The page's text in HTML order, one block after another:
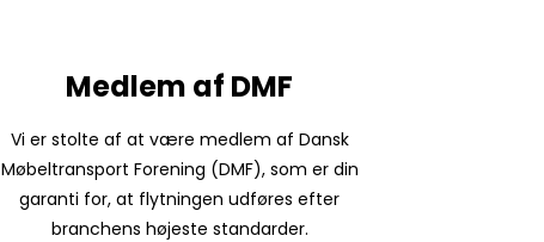
Medlem af DMF
Vi er stolte af at være medlem af Dansk
Møbeltransport Forening (DMF), som er din
garanti for, at flytningen udføres efter
branchens højeste standarder.